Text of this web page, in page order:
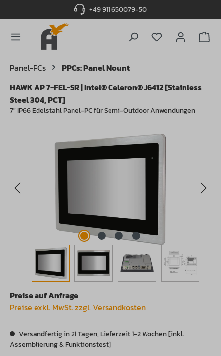
+49 911 650079-50
Du hast 0
Panel-PCs
PPCs: Panel Mount
HAWK AP 7-FEL-SR | Intel® Celeron® J6412 [Stainless
Steel 304, PCT]
7" IP66 Edelstahl Panel-PC für Semi-Outdoor Anwendungen
Bildergalerie überspringen
Preise auf Anfrage
Preise exkl. MwSt. zzgl. Versandkosten
Versandfertig in 21 Tagen, Lieferzeit 1-2 Wochen [inkl.
Assemblierung & Funktionstest]